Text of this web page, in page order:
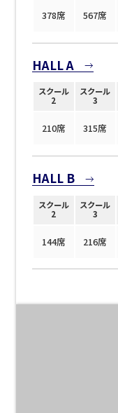
378席 567席
HALL A
スクール
2
スクール
3
210席 315席
HALL B
スクール
2
スクール
3
144席 216席